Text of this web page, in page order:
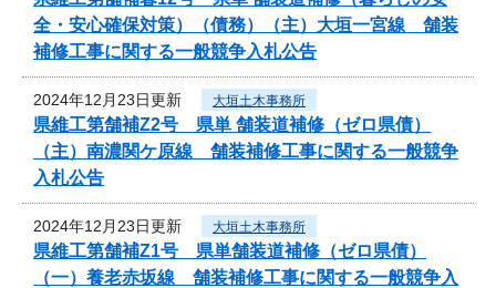
全・安心確保対策）（債務）（主）大垣一宮線 舗装
補修工事に関する一般競争入札公告
2024年12月23日更新 大垣土木事務所
県維工第舗補Z2号 県単 舗装道補修（ゼロ県債）
（主）南濃関ケ原線 舗装補修工事に関する一般競争
入札公告
2024年12月23日更新 大垣土木事務所
県維工第舗補Z1号 県単舗装道補修（ゼロ県債）
（一）養老赤坂線 舗装補修工事に関する一般競争入